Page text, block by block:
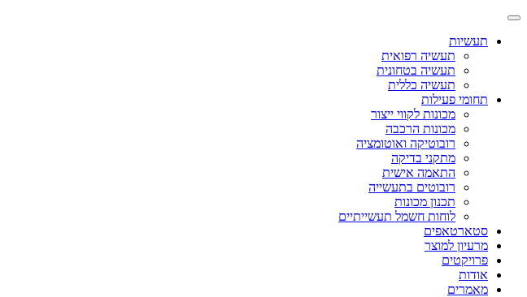
תעשיות
תעשיה רפואית
תעשיה בטחונית
תעשיה כללית
תחומי פעילות
מכונות לקווי ייצור
מכונות הרכבה
רובוטיקה ואוטומציה
מתקני בדיקה
התאמה אישית
רובוטים בתעשייה
תכנון מכונות
לוחות חשמל תעשייתיים
סטארטאפים
מרעיון למוצר
פרויקטים
אודות
מאמרים